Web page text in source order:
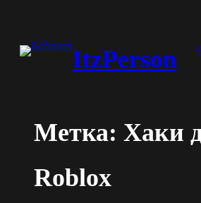
содержимомуItzPerson
Метка: Хаки
Roblox